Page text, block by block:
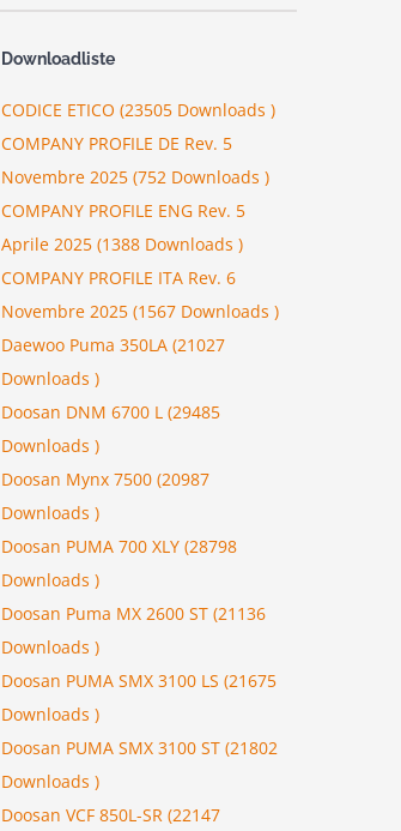
Downloadliste
CODICE ETICO (23505 Downloads )
COMPANY PROFILE DE Rev. 5
Novembre 2025 (752 Downloads )
COMPANY PROFILE ENG Rev. 5
Aprile 2025 (1388 Downloads )
COMPANY PROFILE ITA Rev. 6
Novembre 2025 (1567 Downloads )
Daewoo Puma 350LA (21027
Downloads )
Doosan DNM 6700 L (29485
Downloads )
Doosan Mynx 7500 (20987
Downloads )
Doosan PUMA 700 XLY (28798
Downloads )
Doosan Puma MX 2600 ST (21136
Downloads )
Doosan PUMA SMX 3100 LS (21675
Downloads )
Doosan PUMA SMX 3100 ST (21802
Downloads )
Doosan VCF 850L-SR (22147